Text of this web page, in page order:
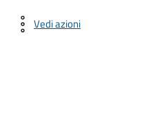
Vedi azioni